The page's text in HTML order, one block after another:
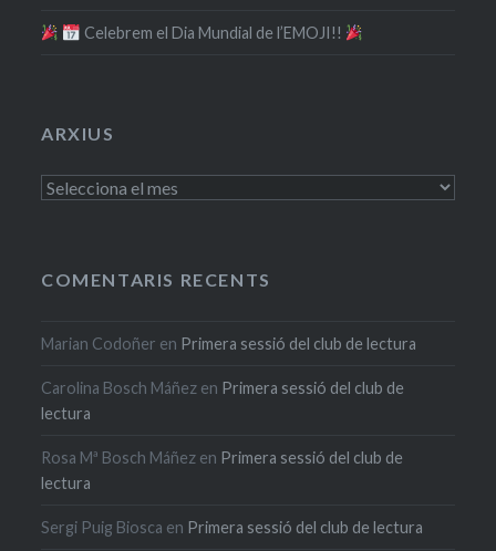
​ Celebrem el Dia Mundial de l’EMOJI!!
ARXIUS
Arxius
COMENTARIS RECENTS
Marian Codoñer en Primera sessió del club de lectura
Carolina Bosch Máñez en Primera sessió del club de
lectura
Rosa Mª Bosch Máñez en Primera sessió del club de
lectura
Sergi Puig Biosca en Primera sessió del club de lectura